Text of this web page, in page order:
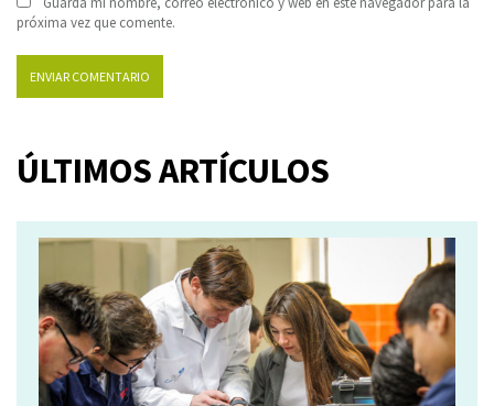
próxima vez que comente.
ÚLTIMOS ARTÍCULOS